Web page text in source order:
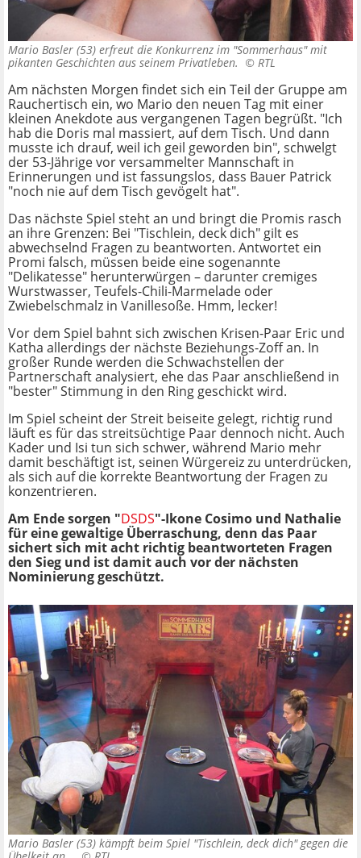
Mario Basler (53) erfreut die Konkurrenz im "Sommerhaus" mit
pikanten Geschichten aus seinem Privatleben. © RTL
Am nächsten Morgen findet sich ein Teil der Gruppe am
Rauchertisch ein, wo Mario den neuen Tag mit einer
kleinen Anekdote aus vergangenen Tagen begrüßt. "Ich
hab die Doris mal massiert, auf dem Tisch. Und dann
musste ich drauf, weil ich geil geworden bin", schwelgt
der 53-Jährige vor versammelter Mannschaft in
Erinnerungen und ist fassungslos, dass Bauer Patrick
"noch nie auf dem Tisch gevögelt hat".
Das nächste Spiel steht an und bringt die Promis rasch
an ihre Grenzen: Bei "Tischlein, deck dich" gilt es
abwechselnd Fragen zu beantworten. Antwortet ein
Promi falsch, müssen beide eine sogenannte
"Delikatesse" herunterwürgen – darunter cremiges
Wurstwasser, Teufels-Chili-Marmelade oder
Zwiebelschmalz in Vanillesoße. Hmm, lecker!
Vor dem Spiel bahnt sich zwischen Krisen-Paar Eric und
Katha allerdings der nächste Beziehungs-Zoff an. In
großer Runde werden die Schwachstellen der
Partnerschaft analysiert, ehe das Paar anschließend in
"bester" Stimmung in den Ring geschickt wird.
Im Spiel scheint der Streit beiseite gelegt, richtig rund
läuft es für das streitsüchtige Paar dennoch nicht. Auch
Kader und Isi tun sich schwer, während Mario mehr
damit beschäftigt ist, seinen Würgereiz zu unterdrücken,
als sich auf die korrekte Beantwortung der Fragen zu
konzentrieren.
Am Ende sorgen "DSDS"-Ikone Cosimo und Nathalie
für eine gewaltige Überraschung, denn das Paar
sichert sich mit acht richtig beantworteten Fragen
den Sieg und ist damit auch vor der nächsten
Nominierung geschützt.
Mario Basler (53) kämpft beim Spiel "Tischlein, deck dich" gegen die